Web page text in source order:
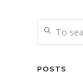
POSTS